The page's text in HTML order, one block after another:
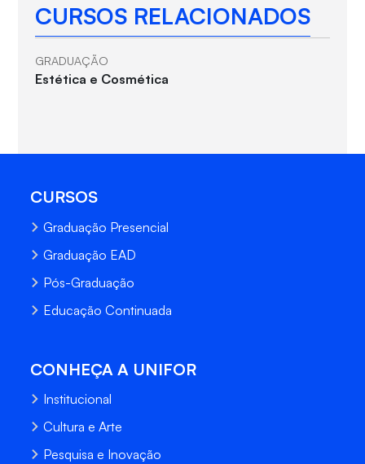
CURSOS RELACIONADOS
GRADUAÇÃO
Estética e Cosmética
CURSOS
Graduação Presencial
Graduação EAD
Pós-Graduação
Educação Continuada
CONHEÇA A UNIFOR
Institucional
Cultura e Arte
Pesquisa e Inovação